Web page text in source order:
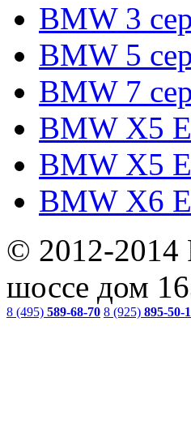
BMW 3
BMW 5
BMW 7
BMW X5
BMW X5
BMW X6
© 2012-2014
шоссе дом
8 (495) 589-68-70 8 (925) 895-50-